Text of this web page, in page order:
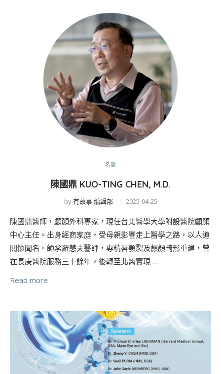
名醫
陳國鼎 KUO-TING CHEN, M.D.
by有故事 編輯部 2025-04-25
陳國鼎醫師，顱顏外科專家，現任台北醫學大學附設醫院顱顏
中心主任。出身經商家庭，受母親影響走上醫學之路，以人道
關懷聞名。師承羅慧夫醫師，專精唇顎裂及顱顏畸形重建，曾
在長庚醫院服務三十餘年，後轉至北醫實現 …
Read more